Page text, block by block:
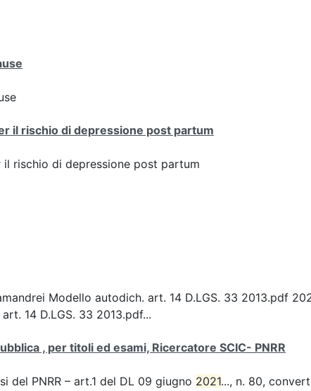
il rischio di depressione post partum
rischio di depressione post partum
Modello autodich. art. 14 D.LGS. 33 2013.pdf
14 D.LGS. 33 2013.pdf...
, per titoli ed esami, Ricercatore SCIC- PNRR
del PNRR – art.1 del DL 09 giugno 2021..., n. 80,